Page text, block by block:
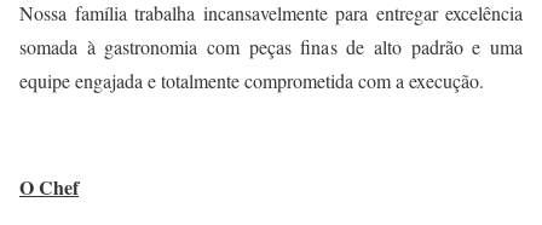
Nossa família trabalha incansavelmente para entregar excelência
somada à gastronomia com peças finas de alto padrão e uma
equipe engajada e totalmente comprometida com a execução.
O Chef